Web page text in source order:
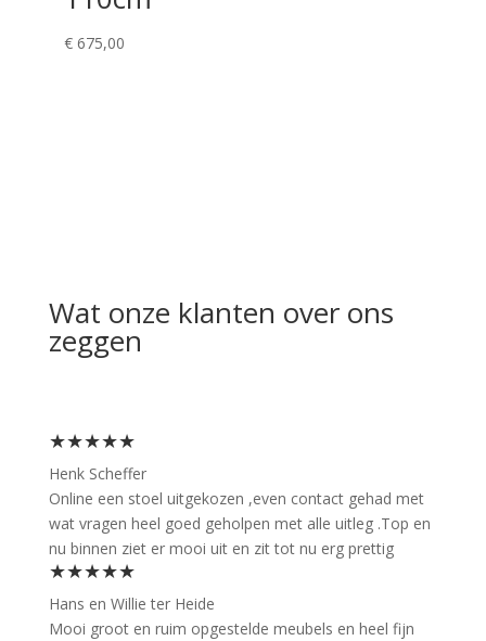
€675,00
Wat onze klanten over ons
zeggen
★★★★★
Henk Scheffer
Online een stoel uitgekozen ,even contact gehad met
wat vragen heel goed geholpen met alle uitleg .Top en
nu binnen ziet er mooi uit en zit tot nu erg prettig
★★★★★
Hans en Willie ter Heide
Mooi groot en ruim opgestelde meubels en heel fijn